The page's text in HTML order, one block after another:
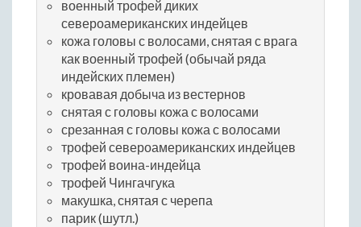
военный трофей диких
североамериканских индейцев
кожа головы с волосами, снятая с врага
как военный трофей (обычай ряда
индейских племен)
кровавая добыча из вестернов
снятая с головы кожа с волосами
срезанная с головы кожа с волосами
трофей североамериканских индейцев
трофей воина-индейца
трофей Чингачгука
макушка, снятая с черепа
парик (шутл.)